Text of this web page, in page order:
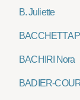
B. Juliette
BACCHETTA
BACHIRI Nora
BADIER-